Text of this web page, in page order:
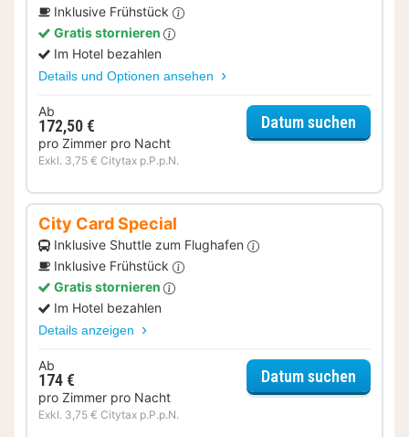
Inklusive Frühstück
Gratis stornieren
Im Hotel bezahlen
Details und Optionen ansehen
Ab
172,50 €
pro Zimmer pro Nacht
Exkl. 3,75 € Citytax p.P.p.N.
Datum suchen
City Card Special
Inklusive Shuttle zum Flughafen
Inklusive Frühstück
Gratis stornieren
Im Hotel bezahlen
Details anzeigen
Ab
174 €
pro Zimmer pro Nacht
Exkl. 3,75 € Citytax p.P.p.N.
Datum suchen